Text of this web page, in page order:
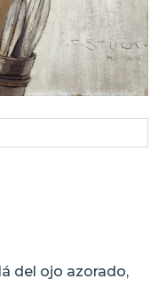
del ojo azorado,